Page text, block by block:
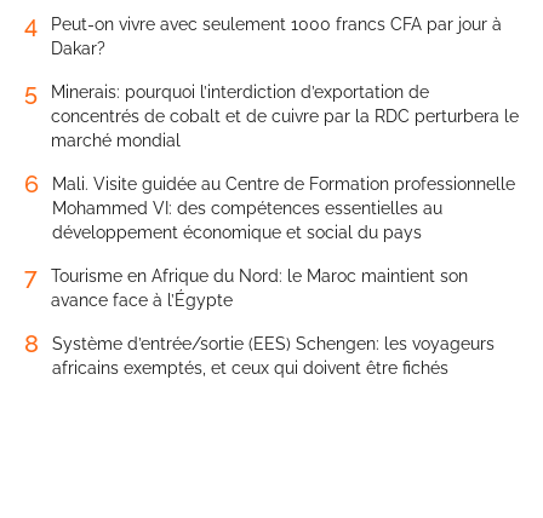
4
Peut-on vivre avec seulement 1000 francs CFA par jour à
Dakar?
5
Minerais: pourquoi l’interdiction d’exportation de
concentrés de cobalt et de cuivre par la RDC perturbera le
marché mondial
6
Mali. Visite guidée au Centre de Formation professionnelle
Mohammed VI: des compétences essentielles au
développement économique et social du pays
7
Tourisme en Afrique du Nord: le Maroc maintient son
avance face à l’Égypte
8
Système d’entrée/sortie (EES) Schengen: les voyageurs
africains exemptés, et ceux qui doivent être fichés